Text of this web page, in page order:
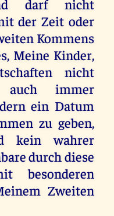
darf nicht
der Zeit oder
Kommens
Meine Kinder,
nicht
auch immer
ein Datum
zu geben,
kein wahrer
durch diese
besonderen
Zweiten